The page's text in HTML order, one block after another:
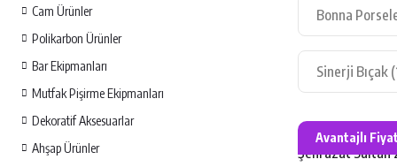
Cam Ürünler
Polikarbon Ürünler
Bar Ekipmanları
Mutfak Pişirme Ekipmanları
Dekoratif Aksesuarlar
Ahşap Ürünler
Bonna
Sinerji Bıçak
Avantajlı Fiyat
Bonna Porselen
Şehrazat Sultan